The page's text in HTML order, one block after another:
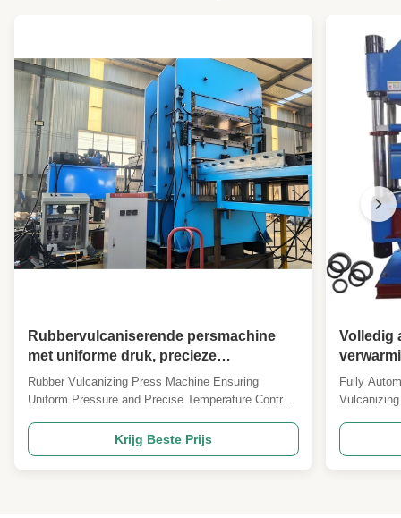
Rubbervulcaniserende persmachine
met uniforme druk, precieze
temperatuurregeling en PLC-regeling
voor de vervaardiging van rubber
Rubber Vulcanizing Press Machine Ensuring
Uniform Pressure and Precise Temperature Control
& Core Functions A Rubber Vulcanizing Press
Machine (also known as a rubber curing press)
serves as the core equipment in the rubber
Krijg Beste Prijs
Volledig
Machine
Fully
mainly
raw